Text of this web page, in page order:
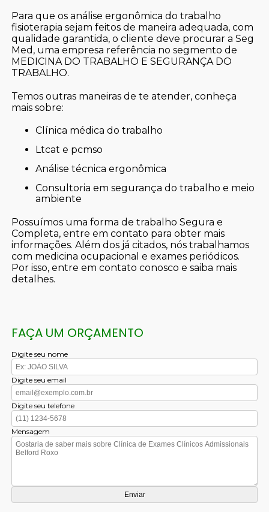
Para que os análise ergonômica do trabalho
fisioterapia sejam feitos de maneira adequada, com
qualidade garantida, o cliente deve procurar a Seg
Med, uma empresa referência no segmento de
MEDICINA DO TRABALHO E SEGURANÇA DO
TRABALHO.
Temos outras maneiras de te atender, conheça
mais sobre:
clínica médica do trabalho
ltcat e pcmso
análise técnica ergonômica
consultoria em segurança do trabalho e meio
ambiente
Possuímos uma forma de trabalho Segura e
Completa, entre em contato para obter mais
informações. Além dos já citados, nós trabalhamos
com medicina ocupacional e exames periódicos.
Por isso, entre em contato conosco e saiba mais
detalhes.
FAÇA UM ORÇAMENTO
Digite seu nome
Digite seu email
Digite seu telefone
Mensagem